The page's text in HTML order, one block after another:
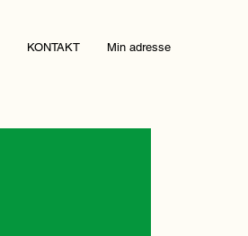
KONTAKT Min adresse